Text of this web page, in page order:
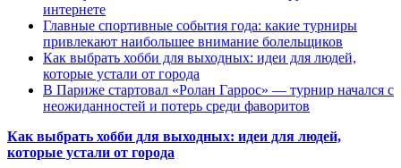
интернете
Главные спортивные события года: какие турниры
привлекают наибольшее внимание болельщиков
Как выбрать хобби для выходных: идеи для людей,
которые устали от города
В Париже стартовал «Ролан Гаррос» — турнир начался с
неожиданностей и потерь среди фаворитов
Как выбрать хобби для выходных: идеи для людей,
которые устали от города